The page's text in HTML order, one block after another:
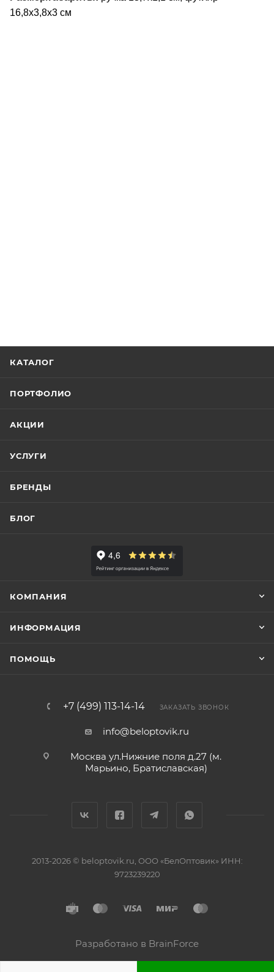
16,8х3,8х3 см
КАТАЛОГ
ПОРТФОЛИО
АКЦИИ
УСЛУГИ
БРЕНДЫ
БЛОГ
КОМПАНИЯ
ИНФОРМАЦИЯ
ПОМОЩЬ
+7 (499) 113-14-14 ЗАКАЗАТЬ ЗВОНОК
info@beloptovik.ru
Москва ул.Нижние поля д.27 (м.
Марьино, Братиславская)
2013-2026 © beloptovik.ru, ООО «БелОптовик» ИНН:
9723239220
Разработано в BrainForce